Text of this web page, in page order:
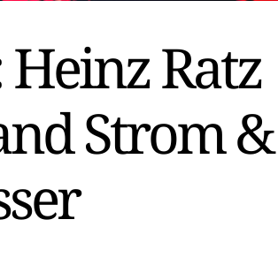
Heinz Ratz
Strom &